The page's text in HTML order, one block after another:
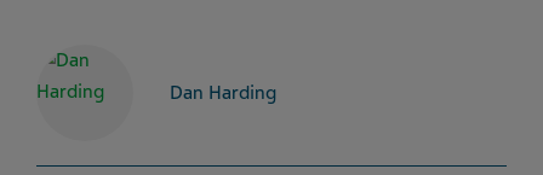
Dan Harding